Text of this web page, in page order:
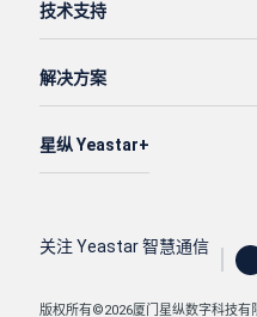
技术支持
解决方案
星纵 Yeastar
关注 Yeastar 智慧通信
版权所有©2026厦门星纵数字科技有